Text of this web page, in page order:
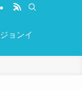
ョンイ